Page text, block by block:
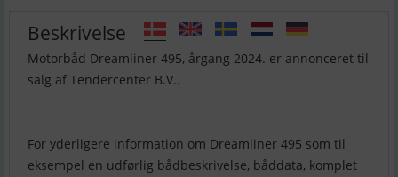
Beskrivelse
Motorbåd Dreamliner 495, årgang 2024. er annonceret til
salg af Tendercenter B.V..
For yderligere information om Dreamliner 495 som til
eksempel en udførlig bådbeskrivelse, båddata, komplet